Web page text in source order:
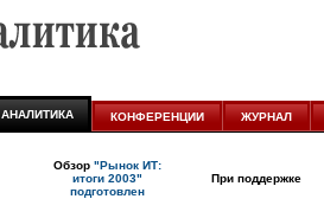
АНАЛИТИКА КОНФЕРЕНЦИИ ЖУРНАЛ
Обзор "Рынок ИТ:
итоги 2003"
подготовлен
При поддержке